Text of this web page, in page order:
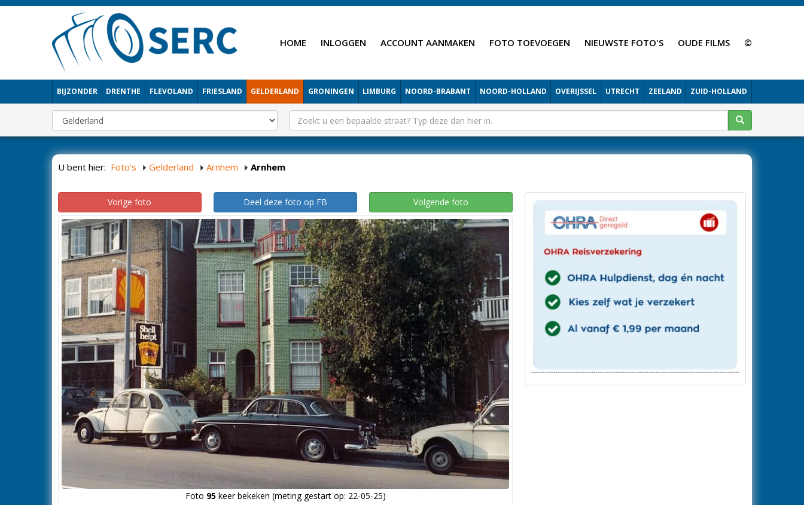
HOME INLOGGEN ACCOUNT AANMAKEN FOTO TOEVOEGEN NIEUWSTE FOTO'S OUDE FILMS ©
BIJZONDER DRENTHE FLEVOLAND FRIESLAND GELDERLAND GRONINGEN LIMBURG NOORD-BRABANT NOORD-HOLLAND OVERIJSSEL UTRECHT ZEELAND ZUID-HOLLAND
U bent hier: Foto's Gelderland Arnhem Arnhem
Vorige foto Deel deze foto op FB Volgende foto
Foto 95keer bekeken (meting gestart op: 22-05-25)